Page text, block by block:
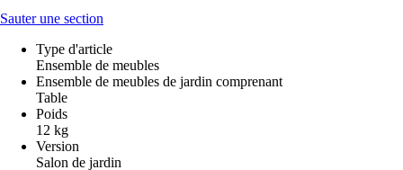
Sauter une section
Type d'article
Ensemble de meubles
Ensemble de meubles de jardin comprenant
Table
Poids
12 kg
Version
Salon de jardin